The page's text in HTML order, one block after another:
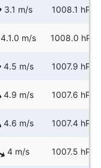
3.1 m/s 1008.1 hPa
4.1.0 m/s 1008.0 hPa
4.5 m/s 1007.9 hPa
4.9 m/s 1007.6 hPa
4.6 m/s 1007.4 hPa
4 m/s 1007.5 hPa